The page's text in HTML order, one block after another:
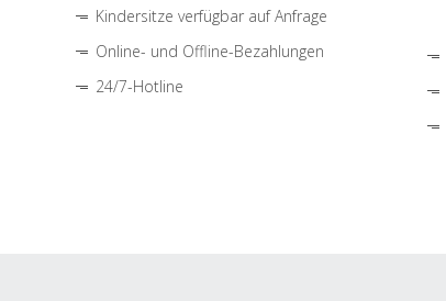
Kindersitze verfügbar auf Anfrage
Online- und Offline-Bezahlungen
24/7-Hotline